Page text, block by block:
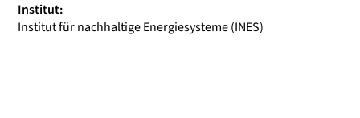
Institut:
Institut für nachhaltige Energiesysteme (INES)